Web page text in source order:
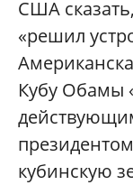
США
«решил
Кубу Обамы
кубинскую